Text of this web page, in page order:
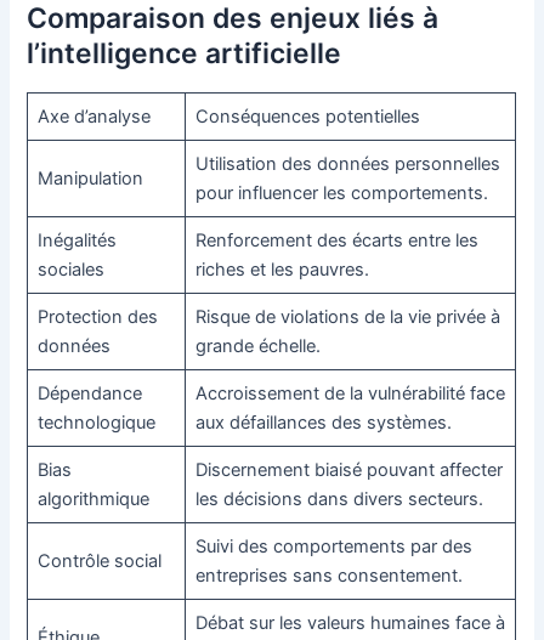
Comparaison des enjeux liés à
l’intelligence artificielle
Axe d’analyse Conséquences potentielles
Manipulation
Utilisation des données personnelles
pour influencer les comportements.
Inégalités
sociales
Renforcement des écarts entre les
riches et les pauvres.
Protection des
données
Risque de violations de la vie privée à
grande échelle.
Dépendance
technologique
Accroissement de la vulnérabilité face
aux défaillances des systèmes.
Bias
algorithmique
Discernement biaisé pouvant affecter
les décisions dans divers secteurs.
Contrôle social
Suivi des comportements par des
entreprises sans consentement.
Débat sur les valeurs humaines face à